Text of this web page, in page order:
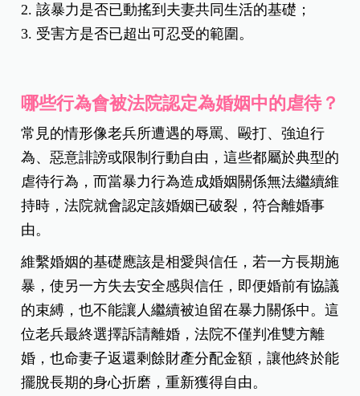
2. 該暴力是否已動搖到夫妻共同生活的基礎；
3. 受害方是否已超出可忍受的範圍。
哪些行為會被法院認定為婚姻中的虐待？
常見的情形像老兵所遭遇的辱罵、毆打、強迫行
為、惡意誹謗或限制行動自由，這些都屬於典型的
虐待行為，而當暴力行為造成婚姻關係無法繼續維
持時，法院就會認定該婚姻已破裂，符合離婚事
由。
維繫婚姻的基礎應該是相愛與信任，若一方長期施
暴，使另一方失去安全感與信任，即便婚前有協議
的束縛，也不能讓人繼續被迫留在暴力關係中。這
位老兵最終選擇訴請離婚，法院不僅判准雙方離
婚，也命妻子返還剩餘財產分配金額，讓他終於能
擺脫長期的身心折磨，重新獲得自由。